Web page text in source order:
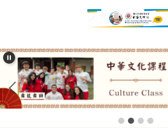
要
內
區